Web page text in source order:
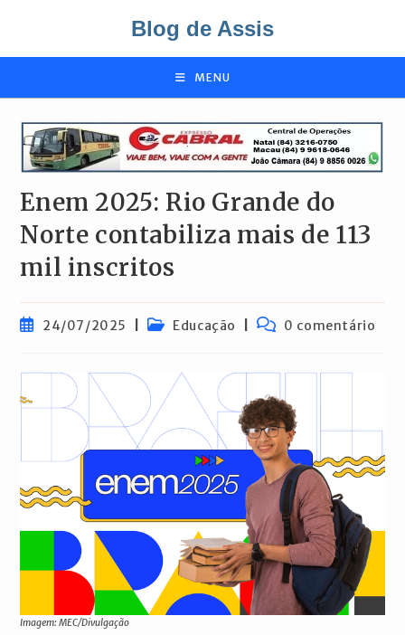
o
Blog de Assis
MENU
Enem 2025: Rio Grande do
Norte contabiliza mais de 113
mil inscritos
Post24/07/2025
Categoria
Educação
Comentários
0 comentário
Imagem: MEC/Divulgação